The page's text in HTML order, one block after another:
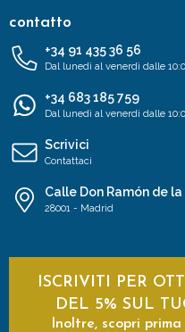
contatto
+34 91 435 36 56
Dal lunedì al venerdì dalle
+34 683 185 759
Dal lunedì al venerdì dalle
Scrivici
Contattaci
Calle Don Ramón de la
28001 - Madrid
ISCRIVITI PER
DEL 5% SUL
Inoltre, scopri